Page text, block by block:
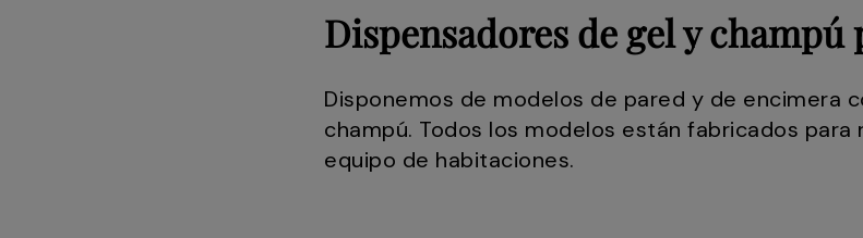
Dispensadores de gel y champú
Disponemos de modelos de pared y de encimera
champú. Todos los modelos están fabricados
equipo de habitaciones.